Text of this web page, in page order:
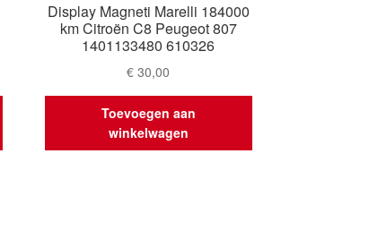
Display Magneti Marelli 184000
km Citroën C8 Peugeot 807
1401133480 610326
€ 30,00
Toevoegen aan
winkelwagen